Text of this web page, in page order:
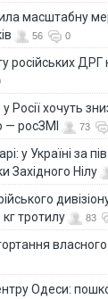
масштабну
56 0
російських
Росії хочуть
— росЗМІ
73
у Україні за
Західного Нілу
тротилу
83
Одеси: